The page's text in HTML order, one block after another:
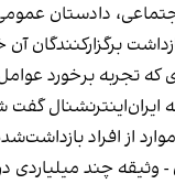
دادستان
برگزارکنندگان آن
که تجربه برخورد
ایران‌اینترنشنال گفت
از افراد
چند میلیاردی